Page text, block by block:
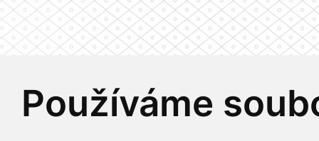
Používáme